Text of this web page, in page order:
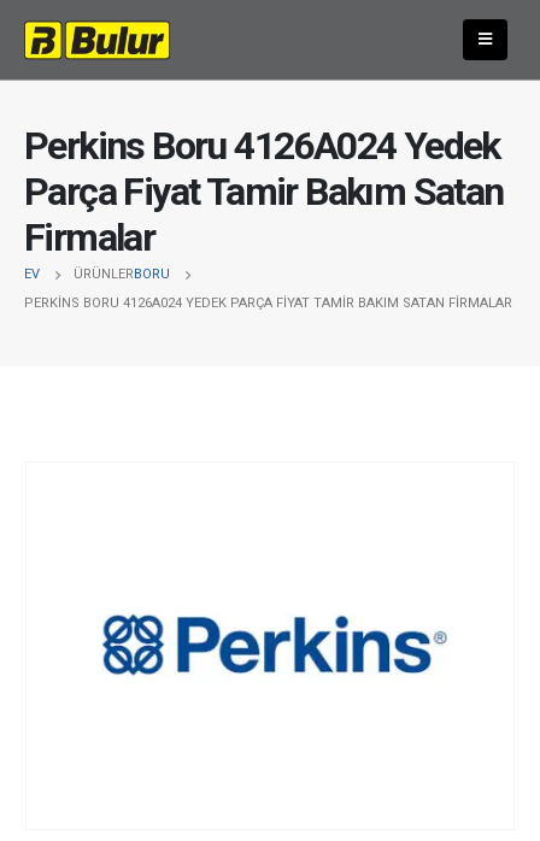
Perkins Boru 4126A024 Yedek
Parça Fiyat Tamir Bakım Satan
Firmalar
EV ÜRÜNLERBORU
PERKINS BORU 4126A024 YEDEK PARÇA FIYAT TAMIR BAKIM SATAN FIRMALAR